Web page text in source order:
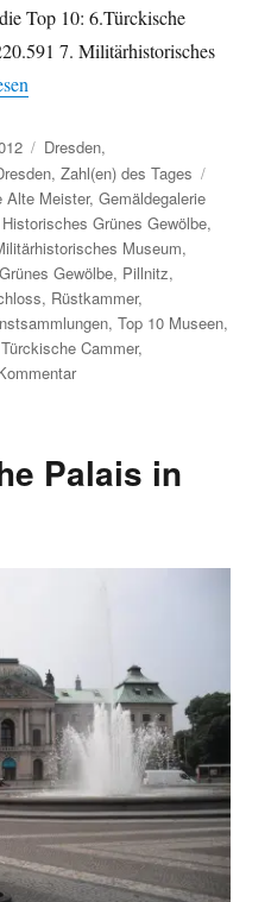
Top 10: 6.Türckische
7. Militärhistorisches
Museen Dresdens 2011 nach
Kategorien
Dresden,
,Zahl(en) des Tages
Alte Meister,Gemäldegalerie
Historisches Grünes Gewölbe,
Museum,
Gewölbe, Pillnitz,
, Rüstkammer,
,Top 10 Museen,
Türckische Cammer,
zu
2011
Palais in